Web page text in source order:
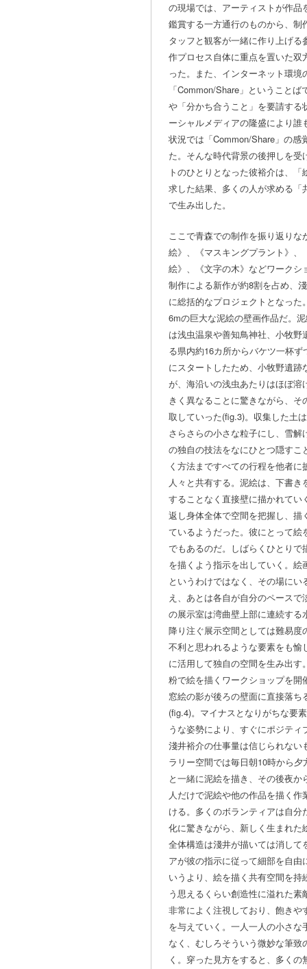
の現場では、アーティストが作
鑑賞する一方通行のものから、
タッフと観客が一緒に作り上げ
作プロセス自体に重点を置いた
った。また、インターネット環
「Common/Share」ということ
や「分かち合うこと」を要請す
ーシャルメディアの隆盛により
状況では「Common/Share」の
た。そんな時代背景の後押しを
トのひとりとなった彼裕介は、
求した結果、多くの人が求める
で生み出した。
ここで青森での制作を振り返り
絵》、《マスキングプラント》
絵》、《文字の木》などワーク
制作による新作が約8割を占め、
に総括的なプロジェクトとなっ
6mの巨大な泥絵の壁画作品だ。
は浅虫温泉や善知鳥神社、小牧
る県内約16カ所からバケツ一杯
にスタートしたため、小牧野遺
が、海沿いの浅虫あたりはほぼ
きく異なることに驚きながら、
取していった(fig.3)。収集した土
さらさらの小さな粒子にし、雪
の独自の技法をなにひとつ隠す
く方法まですべての行程を他者
人々と共有する。泥絵は、下書
することなく直接壁に描かれて
返し身体全体で空間を把握し、
ているようだった。彼にとって
でもあるのだ。しばらくひとり
を描くよう指示を出していく。
というわけではなく、その場に
え、あとは各自が自分のペース
の展示室は湾曲壁上部に連続す
降り注ぐ展示空間としては難易
不利と思われるような要素をも
に活用して独自の空間を生み出
粉で絵を描くワークショップを
窓絵の影が後ろの壁面に直接落
(fig.4)。マイナスとなりがちな要
うな姿勢により、すぐにポジテ
淺井裕介の仕事量は信じられな
ラリー空間では毎日朝10時から
と一緒に泥絵を描き、その後夜
人だけで泥絵や他の作品を描く
ける。多くのボランティアは自
化に驚きながら、新しく生まれ
全体構造は淺井が描いては消し
アが彼の指示に従って細部を自
いうより、絵を描く共有空間を
う思えるくらい創造性に溢れた
非常によく注視しており、飽き
を与えていく。一人一人の小さ
なく、むしろそういう微妙な筆
く。穿った見方をすると、多く